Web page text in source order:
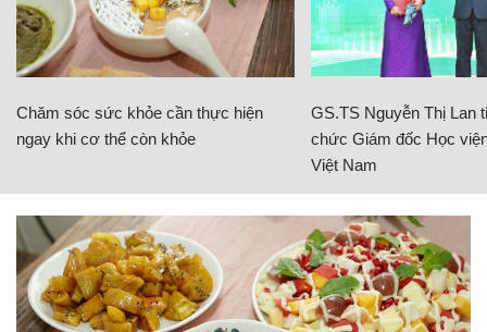
Chăm sóc sức khỏe cần thực hiện
ngay khi cơ thể còn khỏe
GS.TS Nguyễn Thị Lan
chức Giám đốc Học
Việt Nam